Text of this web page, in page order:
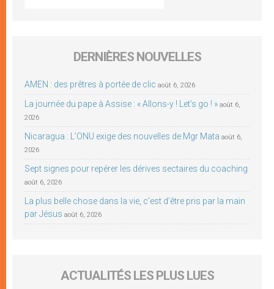
DERNIÈRES NOUVELLES
AMEN : des prêtres à portée de clic août 6, 2026
La journée du pape à Assise : « Allons-y ! Let’s go ! » août 6,
2026
Nicaragua : L’ONU exige des nouvelles de Mgr Mata août 6,
2026
Sept signes pour repérer les dérives sectaires du coaching
août 6, 2026
La plus belle chose dans la vie, c’est d’être pris par la main
par Jésus août 6, 2026
ACTUALITÉS LES PLUS LUES